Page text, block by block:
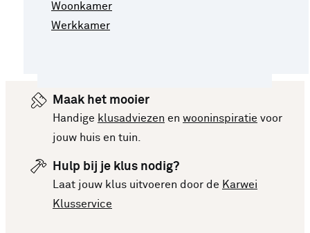
Woonkamer
Werkkamer
Maak het mooier
Handige klusadviezen en wooninspiratie voor
jouw huis en tuin.
Hulp bij je klus nodig?
Laat jouw klus uitvoeren door de Karwei
Klusservice